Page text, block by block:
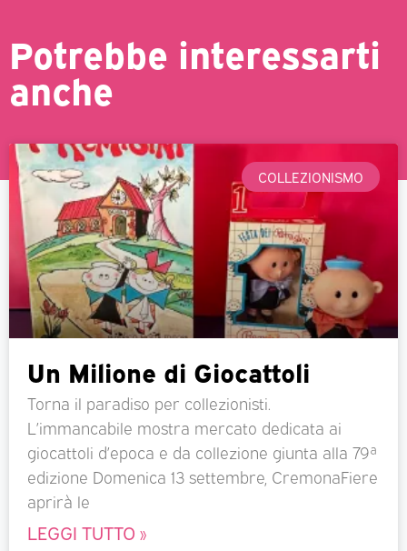
Potrebbe interessarti
anche
COLLEZIONISMO
Un Milione di Giocattoli
Torna il paradiso per collezionisti.
L’immancabile mostra mercato dedicata ai
giocattoli d’epoca e da collezione giunta alla 79ª
edizione Domenica 13 settembre, CremonaFiere
aprirà le
LEGGI TUTTO »